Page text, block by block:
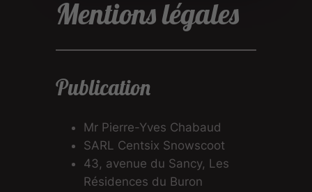
Mentions légales
Publication
Mr Pierre-Yves Chabaud
SARL Centsix Snowscoot
43, avenue du Sancy, Les
Résidences du Buron